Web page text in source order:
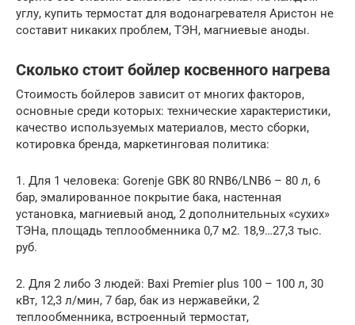
углу, купить термостат для водонагревателя Аристон не
составит никаких проблем, ТЭН, магниевые аноды.
Сколько стоит бойлер косвенного нагрева
Стоимость бойлеров зависит от многих факторов,
основные среди которых: технические характеристики,
качество используемых материалов, место сборки,
котировка бренда, маркетинговая политика:
1. Для 1 человека: Gorenje GBK 80 RNB6/LNB6 – 80 л, 6
бар, эмалированное покрытие бака, настенная
установка, магниевый анод, 2 дополнительных «сухих»
ТЭНа, площадь теплообменника 0,7 м2. 18,9…27,3 тыс.
руб.
2. Для 2 либо 3 людей: Baxi Premier plus 100 – 100 л, 30
кВт, 12,3 л/мин, 7 бар, бак из нержавейки, 2
теплообменника, встроенный термостат,